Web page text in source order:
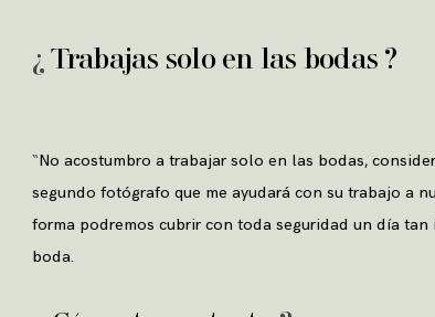
“No acostumbro a trabajar solo en las bodas,
segundo fotógrafo que me ayudará con su trabajo a
forma podremos cubrir con toda seguridad un día tan
boda.
¿ Trabajas solo en las bodas ?